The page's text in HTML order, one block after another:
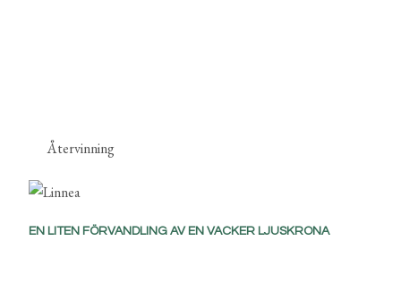
Återvinning
EN LITEN FÖRVANDLING AV EN VACKER LJUSKRONA